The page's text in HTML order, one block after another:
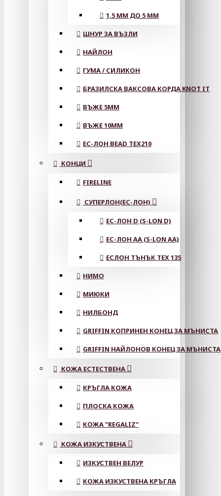
1,5 ММ ДО 5 ММ
ШНУР ЗА ВЪЗЛИ
НАЙЛОН
ГУМА / СИЛИКОН
БРАЗИЛСКА ВАКСОВА КОРДА KNOT IT
ВЪЖЕ 5MM
ВЪЖЕ 10MM
ЕС-ЛОН BEAD TEX210
КОНЦИ
FIRELINE
СУПЕРЛОН(ЕС-ЛОН)
ЕС-ЛОН D (S-LON D)
ЕС-ЛОН АА (S-LON AA)
ЕСЛОН ТЪНЪК TEX 135
НИМО
МИЮКИ
НИЛБОНД
GRIFFIN КОПРИНЕН КОНЕЦ ЗА МЪНИСТА
GRIFFIN НАЙЛОНОВ КОНЕЦ ЗА МЪНИСТА
КОЖА ЕСТЕСТВЕНА
КРЪГЛА КОЖА
ПЛОСКА КОЖА
КОЖА "REGALIZ"
КОЖА ИЗКУСТВЕНА
ИЗКУСТВЕН ВЕЛУР
КОЖА ИЗКУСТВЕНА КРЪГЛА